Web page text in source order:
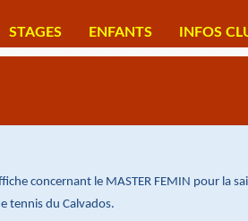
STAGES ENFANTS INFOS
concernant le MASTER FEMIN pour la
tennis du Calvados.